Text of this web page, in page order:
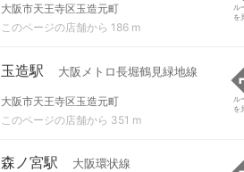
大阪市天王寺区玉造元町
このページの店舗から 186 m
ル
を
玉造駅 大阪メトロ長堀鶴見緑地線
大阪市天王寺区玉造元町
このページの店舗から 351 m
ル
を
森ノ宮駅 大阪環状線